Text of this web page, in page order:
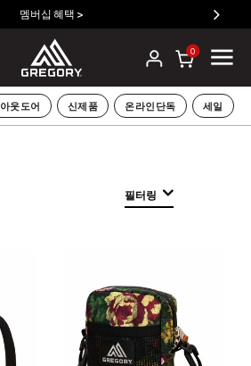
멤버십 혜택 >
0
아웃도어 신제품 온라인단독 세일
필터링